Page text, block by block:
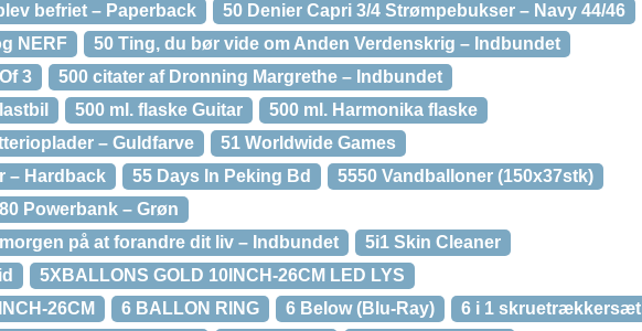
befriet – Paperback
50 Denier Capri 3/4 Strømpebukser – Navy 44/46
NERF
50 Ting, du bør vide om Anden Verdenskrig – Indbundet
3
500 citater af Dronning Margrethe – Indbundet
500 ml. flaske Guitar
500 ml. Harmonika flaske
– Guldfarve
51 Worldwide Games
– Hardback
55 Days In Peking Bd
5550 Vandballoner (150x37stk)
Powerbank – Grøn
på at forandre dit liv – Indbundet
5i1 Skin Cleaner
5XBALLONS GOLD 10INCH-26CM LED LYS
26CM
6 BALLON RING 6 Below (Blu-Ray)
6 i 1 skruetrækkersæt